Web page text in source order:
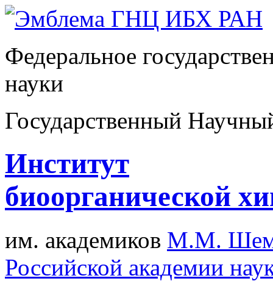
Федеральное
науки
Государственный
Институт
биоорганической
им. академиков М.М.
Российской академии